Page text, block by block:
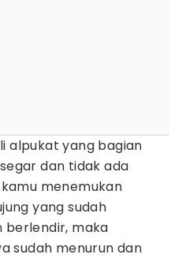
alpukat yang bagian
dan tidak ada
menemukan
yang sudah
berlendir, maka
sudah menurun dan